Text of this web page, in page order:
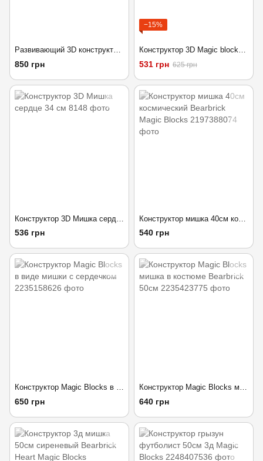
Развивающий 3D конструктор Magic Blocks «Мишка», 50 см — игровой набор DIY месяц
850 грн
−15%
Конструктор 3D Magic blocks зайчик с очками 46СМ 2670 деталей лего
531 грн 625 грн
536 грн 540 грн
Конструктор Magic Blocks в виде мишки с сердечком
650 грн
Конструктор Magic Blocks мишка в костюме Bearbrick 50см
640 грн